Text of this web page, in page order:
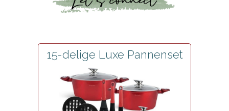
15-delige Luxe Pannenset